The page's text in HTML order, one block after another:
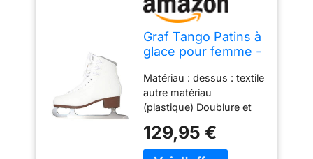
Graf Tango Patins à
glace pour femme -
Matériau : dessus : textile
autre matériau
(plastique) Doublure et
matériau (plastique)
Semelle extérieure : autre
129,95 €